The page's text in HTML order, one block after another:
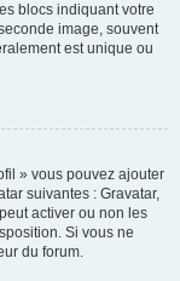
blocs indiquant votre
image, souvent
est unique ou
» vous pouvez ajouter
suivantes : Gravatar,
activer ou non les
Si vous ne
du forum.